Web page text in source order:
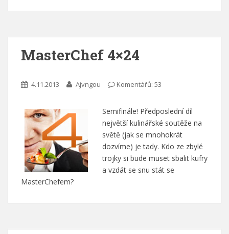
MasterChef 4×24
4.11.2013 Ajvngou Komentářů: 53
Semifinále! Předposlední díl
největší kulinářské soutěže na
světě (jak se mnohokrát
dozvíme) je tady. Kdo ze zbylé
trojky si bude muset sbalit kufry
a vzdát se snu stát se
MasterChefem?